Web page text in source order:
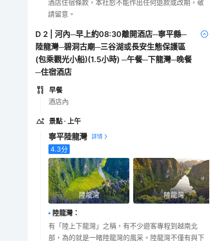
酒店住宿條款，本社恕不能作出任何退款或改期，敬
請留意。
D 2 |河內─早上約08:30離開酒店─寧平縣─
陸龍灣─碧洞古廟─三谷湖或長安生態保護區
(包乘觀光小船)(1.5小時) ─午餐─下龍灣─晚餐
─住宿酒店
早餐
酒店內
景點 · 上午
寧平陸龍灣
4.3分
陸龍灣 陸龍灣
陸龍灣 ：
有「陸上下龍灣」之稱，有不少遊客專程到越南北
部，為的就是一睹陸龍灣的風采。陸龍灣不僅有與下